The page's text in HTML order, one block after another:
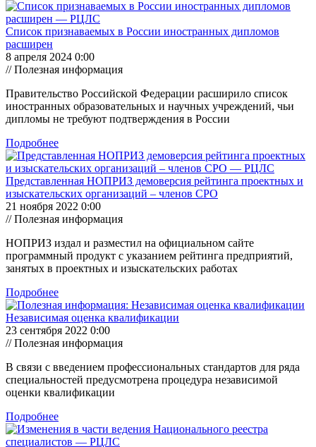
Список признаваемых в России иностранных дипломов
расширен
8 апреля 2024 0:00
// Полезная информация
Правительство Российской Федерации расширило список
иностранных образовательных и научных учреждений, чьи
дипломы не требуют подтверждения в России
Подробнее
Представленная НОПРИЗ демоверсия рейтинга проектных и
изыскательских организаций – членов СРО
21 ноября 2022 0:00
// Полезная информация
НОПРИЗ издал и разместил на официальном сайте
программный продукт с указанием рейтинга предприятий,
занятых в проектных и изыскательских работах
Подробнее
Независимая оценка квалификации
23 сентября 2022 0:00
// Полезная информация
В связи с введением профессиональных стандартов для ряда
специальностей предусмотрена процедура независимой
оценки квалификации
Подробнее